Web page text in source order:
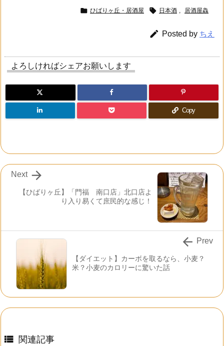
 ひばりヶ丘・居酒屋  日本酒 , 居酒屋鱻
 Posted by ちえ
よろしければシェアお願いします
Copy
【ひばりヶ丘】「門福 南口店」北口店よ
り入り易くて庶民的な感じ！

Next
【ダイエット】カーボを取るなら、小麦？
米？小麦のカロリーに驚いた話
 Prev
 関連記事